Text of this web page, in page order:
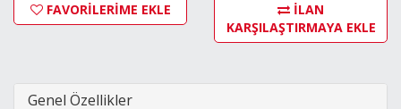
FAVORİLERİME EKLE
İLAN
KARŞILAŞTIRMAYA EKLE
Genel Özellikler